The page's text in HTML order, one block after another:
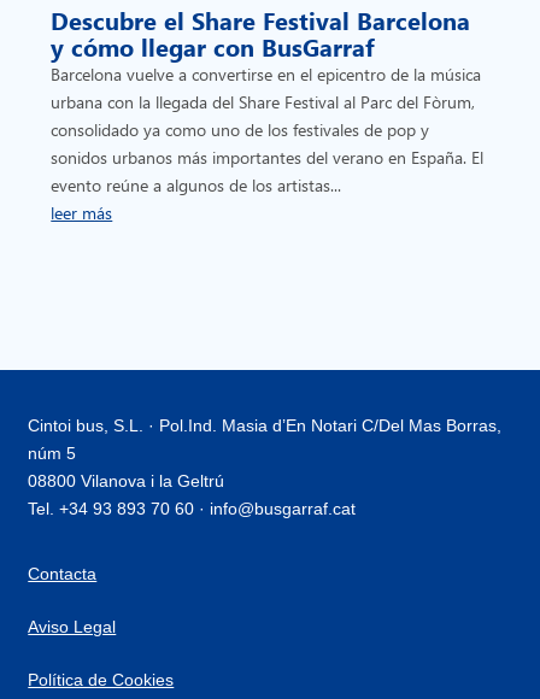
Descubre el Share Festival Barcelona
y cómo llegar con BusGarraf
Barcelona vuelve a convertirse en el epicentro de la música
urbana con la llegada del Share Festival al Parc del Fòrum,
consolidado ya como uno de los festivales de pop y
sonidos urbanos más importantes del verano en España. El
evento reúne a algunos de los artistas...
leer más
Cintoi bus, S.L. · Pol.Ind. Masia d’En Notari C/Del Mas Borras,
núm 5
08800 Vilanova i la Geltrú
Tel. +34 93 893 70 60 · info@busgarraf.cat
Contacta
Aviso Legal
Política de Cookies